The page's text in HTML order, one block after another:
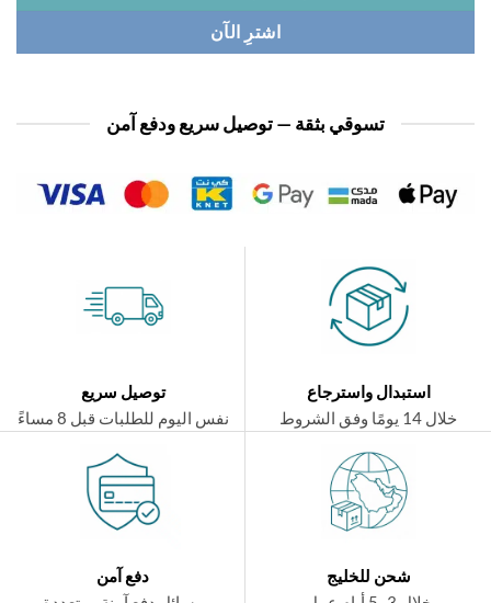
اشترِ الآن
تسوقي بثقة — توصيل سريع ودفع آمن
استبدال واسترجاع
توصيل سريع
نفس اليوم للطلبات قبل 8 مساءً
شحن للخليج
دفع آمن